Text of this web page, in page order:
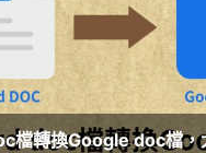
檔轉換Google doc檔，